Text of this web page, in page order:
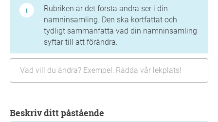
Rubriken är det första andra ser i din
namninsamling. Den ska kortfattat och
tydligt sammanfatta vad din namninsamling
syftar till att förändra.
Beskriv ditt påstående